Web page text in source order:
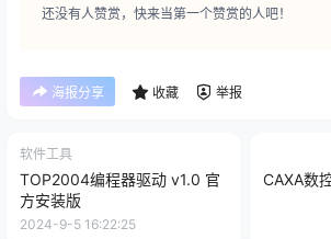
还没有人赞赏，快来当第一个赞赏的人吧！
海报分享 收藏 举报
软件工具
TOP2004编程器驱动 v1.0 官
方安装版
2024-9-5 16:22:25
CAXA数